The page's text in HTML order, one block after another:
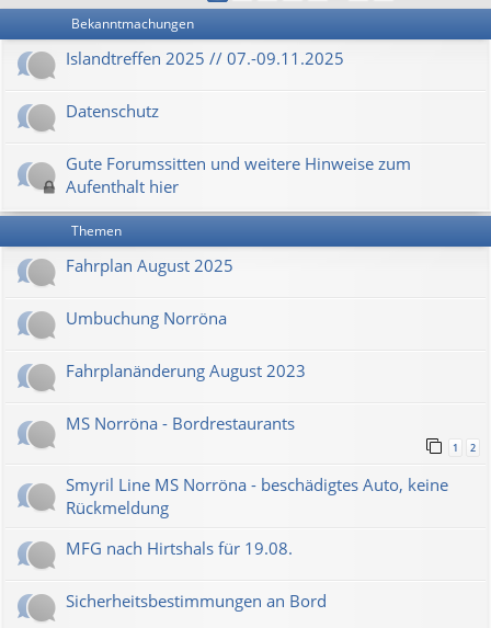
Bekanntmachungen
Islandtreffen 2025 // 07.-09.11.2025
Datenschutz
Gute Forumssitten und weitere Hinweise zum
Aufenthalt hier
Themen
Fahrplan August 2025
Umbuchung Norröna
Fahrplanänderung August 2023
MS Norröna - Bordrestaurants
1 2
Smyril Line MS Norröna - beschädigtes Auto, keine
Rückmeldung
MFG nach Hirtshals für 19.08.
Sicherheitsbestimmungen an Bord